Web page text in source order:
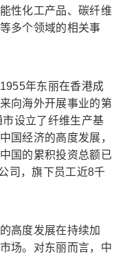
性化工产品、碳纤维
多个领域的相关事
年东丽在香港成
向海外开展事业的第
设立了纤维生产基
国经济的高度发展，
国的累积投资总额已
司，旗下员工近8千
度发展在持续加
场。对东丽而言，中